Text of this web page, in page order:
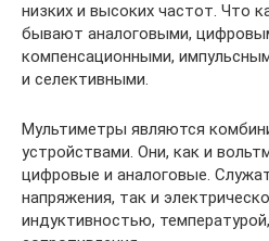
низких и высоких частот. Что
бывают аналоговыми,
компенсационными,
и селективными.
Мультиметры являются
устройствами. Они, как и
цифровые и аналоговые.
напряжения, так и
индуктивностью,